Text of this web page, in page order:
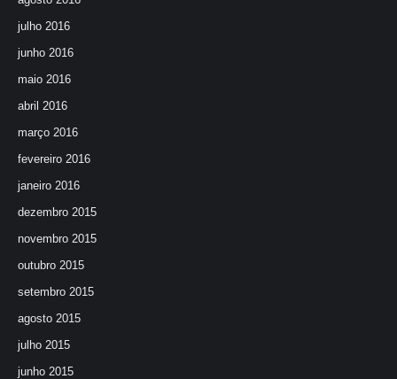
julho 2016
junho 2016
maio 2016
abril 2016
março 2016
fevereiro 2016
janeiro 2016
dezembro 2015
novembro 2015
outubro 2015
setembro 2015
agosto 2015
julho 2015
junho 2015